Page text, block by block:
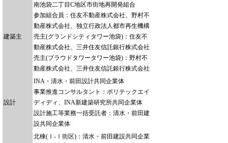
建築主
南池袋二丁目C地区市街地再開発組合
参加組合員：住友不動産株式会社、野村不
動産株式会社、独立行政法人都市再生機構
売主(グランドシティタワー池袋)：住友不
動産株式会社、三井住友信託銀行株式会社
売主(プラウドタワータワー池袋)：野村不
動産株式会社、三井住友信託銀行株式会社
設計
INA・清水・前田設計共同企業体
事業推進コンサルタント：ポリテックエイ
ディディ、INA新建築研究所共同企業体
設計施工等業務一括受託者：清水・前田建
設共同企業体
北棟(Ⅰ-Ⅰ街区)：清水・前田建設共同企業